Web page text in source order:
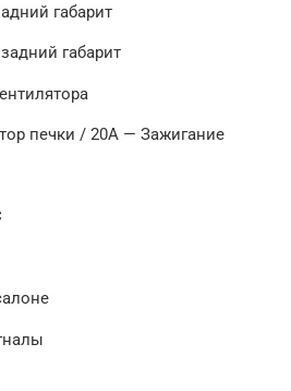
габарит
габарит
печки / 20А — Зажигание